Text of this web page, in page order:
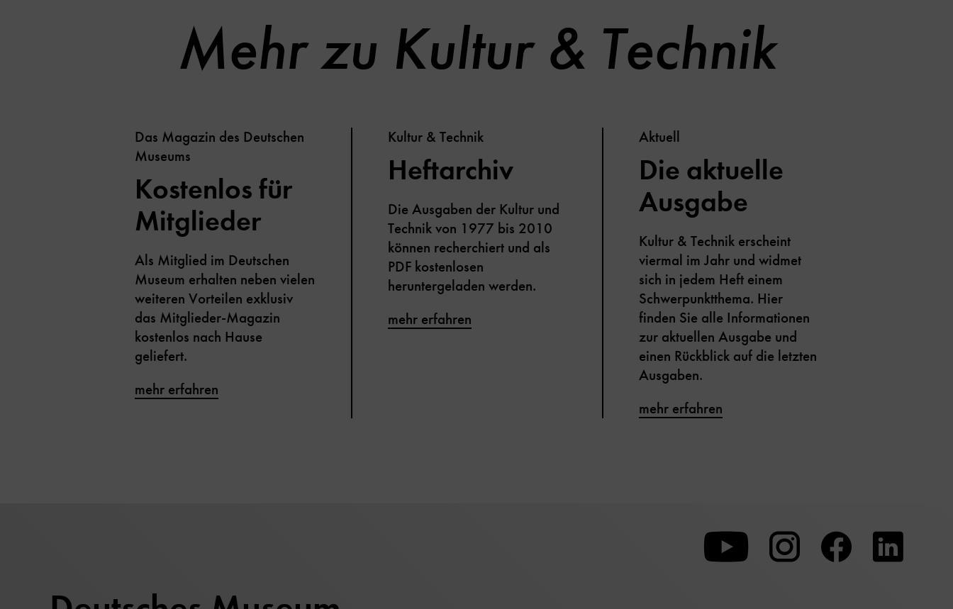
Mehr zu Kultur & Technik
Das Magazin des Deutschen
Museums
Kostenlos für
Mitglieder
Als Mitglied im Deutschen
Museum erhalten neben vielen
weiteren Vorteilen exklusiv
das Mitglieder-Magazin
kostenlos nach Hause
geliefert.
mehr erfahren
Kultur & Technik
Heftarchiv
Die Ausgaben der Kultur und
Technik von 1977 bis 2010
können recherchiert und als
PDF kostenlosen
heruntergeladen werden.
mehr erfahren
Aktuell
Die aktuelle
Ausgabe
Kultur & Technik erscheint
viermal im Jahr und widmet
sich in jedem Heft einem
Schwerpunktthema. Hier
finden Sie alle Informationen
zur aktuellen Ausgabe und
einen Rückblick auf die letzten
Ausgaben.
mehr erfahren
Zu
unserer
Zu
unserer
Zu
unserer